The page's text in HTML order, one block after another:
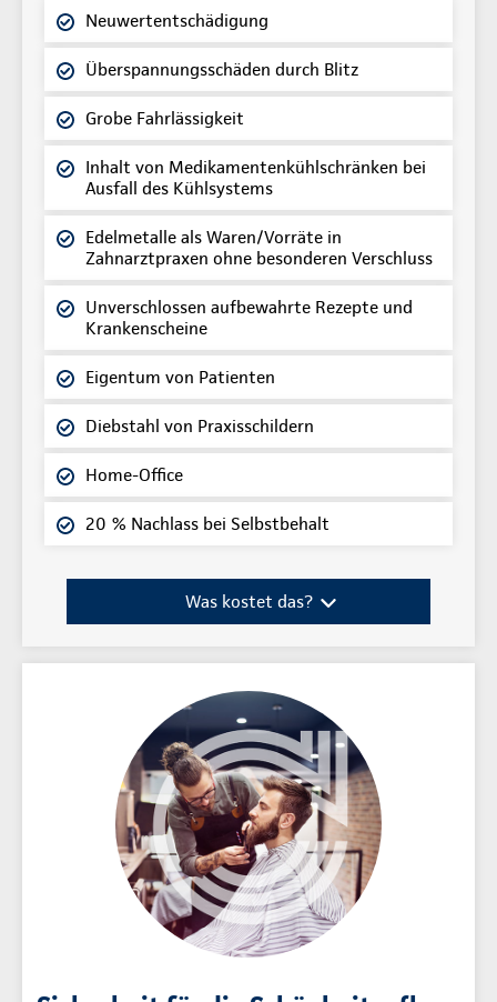
Neuwertentschädigung
Überspannungsschäden durch Blitz
Grobe Fahrlässigkeit
Inhalt von Medikamentenkühlschränken bei
Ausfall des Kühlsystems
Edelmetalle als Waren/Vorräte in
Zahnarztpraxen ohne besonderen Verschluss
Unverschlossen aufbewahrte Rezepte und
Krankenscheine
Eigentum von Patienten
Diebstahl von Praxisschildern
Home-Office
20 % Nachlass bei Selbstbehalt
Was kostet das?